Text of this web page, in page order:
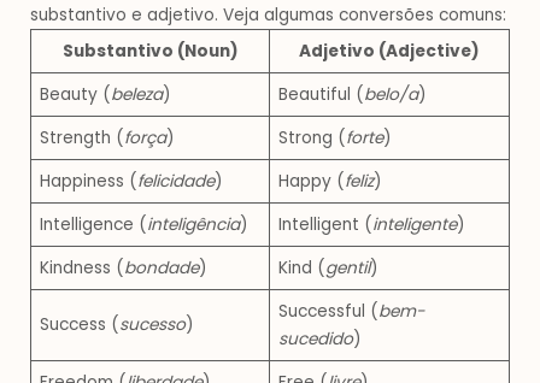
substantivo e adjetivo. Veja algumas conversões comuns:
Substantivo (Noun)
Adjetivo (Adjective)
Beauty (beleza) Beautiful (belo/a)
Strength (força) Strong (forte)
Happiness (felicidade) Happy (feliz)
Intelligence (inteligência) Intelligent (inteligente)
Kindness (bondade) Kind (gentil)
Success (sucesso)
Successful (bem-
sucedido)